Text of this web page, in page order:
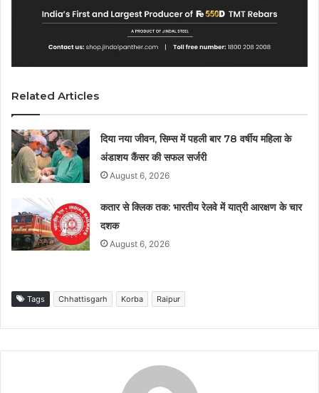
Related Articles
दिया नया जीवन, सिम्स में पहली बार 78 वर्षीय महिला के
अंडाशय कैंसर की सफल सर्जरी
August 6, 2026
कतार से क्लिक तक: भारतीय रेलवे में यात्री आरक्षण के चार
दशक
August 6, 2026
Tags Chhattisgarh Korba Raipur